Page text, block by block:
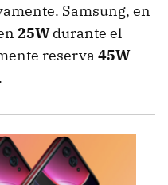
Samsung, en
25Wdurante el
reserva 45W